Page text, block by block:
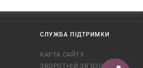
СЛУЖБА ПІДТРИМКИ
КАРТА САЙТУ
ЗВОРОТНІЙ ЗВ’ЯЗОК